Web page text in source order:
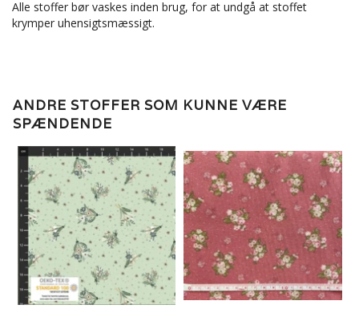
Alle stoffer bør vaskes inden brug, for at undgå at stoffet
krymper uhensigtsmæssigt.
ANDRE STOFFER SOM KUNNE VÆRE
SPÆNDENDE